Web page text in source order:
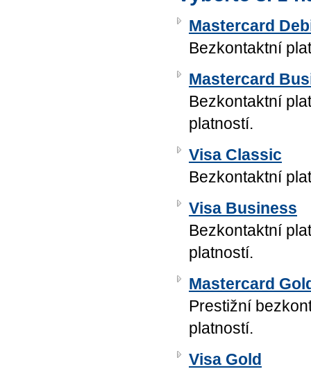
Mastercard
Bezkontaktní
Mastercard
Bezkontaktní
platností.
Visa Classic
Bezkontaktní
Visa Business
Bezkontaktní
platností.
Mastercard
Prestižní
platností.
Visa Gold